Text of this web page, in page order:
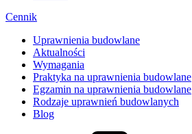
Cennik
Uprawnienia budowlane
Aktualności
Wymagania
Praktyka na uprawnienia budowlane
Egzamin na uprawnienia budowlane
Rodzaje uprawnień budowlanych
Blog